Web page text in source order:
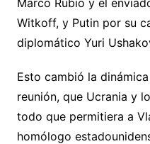
Witkoff, y Putin por su
diplomático Yuri
Esto cambió la
reunión, que Ucrania y
todo que permitiera a
homólogo